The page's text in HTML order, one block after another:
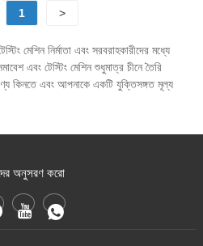
1 >
মেশিন নির্মাতা এবং সরবরাহকারীদের মধ্যে
এবং টেস্টিং মেশিন শুধুমাত্র চীনে তৈরি
কিনতে এবং আপনাকে একটি যুক্তিসঙ্গত মূল্য
অনুসরণ করো